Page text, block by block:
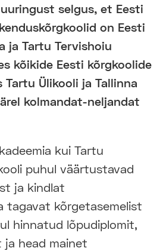
selgus, et Eesti
on Eesti
ja Tartu Tervishoiu
kõikide Eesti kõrgkoolide
Tartu Ülikooli ja Tallinna
kolmandat-neljandat
kui Tartu
puhul väärtustavad
ja kindlat
tagavat kõrgetasemelist
hinnatud lõpudiplomit,
ja head mainet